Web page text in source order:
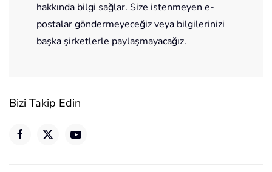
hakkında bilgi sağlar. Size istenmeyen e-
postalar göndermeyeceğiz veya bilgilerinizi
başka şirketlerle paylaşmayacağız.
Bizi Takip Edin